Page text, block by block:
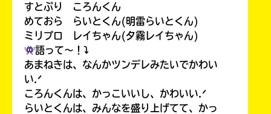
すとぷり ころんくん
めておら らいとくん(明雷らいとくん)
ミリプロ レイちゃん(夕霧レイちゃん)
語って〜！⤵︎
あまねきは、なんかツンデレみたいでかわい
い.ᐟ
ころんくんは、かっこいいし、かわいい.ᐟ
らいとくんは、みんなを盛り上げてて、かっ